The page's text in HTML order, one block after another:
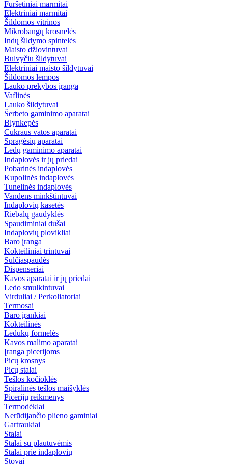
Furšetiniai marmitai
Elektriniai marmitai
Šildomos vitrinos
Mikrobangų krosnelės
Indų šildymo spintelės
Maisto džiovintuvai
Bulvyčiu šildytuvai
Elektriniai maisto šildytuvai
Šildomos lempos
Lauko prekybos įranga
Vaflinės
Lauko šildytuvai
Šerbeto gaminimo aparatai
Blynkepės
Cukraus vatos aparatai
Spragėsių aparatai
Ledų gaminimo aparatai
Indaplovės ir jų priedai
Pobarinės indaplovės
Kupolinės indaplovės
Tunelinės indaplovės
Vandens minkštintuvai
Indaplovių kasetės
Riebalų gaudyklės
Spaudiminiai dušai
Indaplovių plovikliai
Baro įranga
Kokteiliniai trintuvai
Sulčiaspaudės
Dispenseriai
Kavos aparatai ir jų priedai
Ledo smulkintuvai
Virduliai / Perkoliatoriai
Termosai
Baro įrankiai
Kokteilinės
Ledukų formelės
Kavos malimo aparatai
Įranga picerijoms
Picų krosnys
Picų stalai
Tešlos kočioklės
Spiralinės tešlos maišyklės
Picerijų reikmenys
Termodėklai
Nerūdijančio plieno gaminiai
Gartraukiai
Stalai
Stalai su plautuvėmis
Stalai prie indaplovių
Stovai